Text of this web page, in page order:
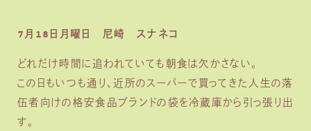
7月18日月曜日 尼崎 スナネコ
どれだけ時間に追われていても朝食は欠かさない。
この日もいつも通り、近所のスーパーで買ってきた人生の落
伍者向けの格安食品ブランドの袋を冷蔵庫から引っ張り出
す。